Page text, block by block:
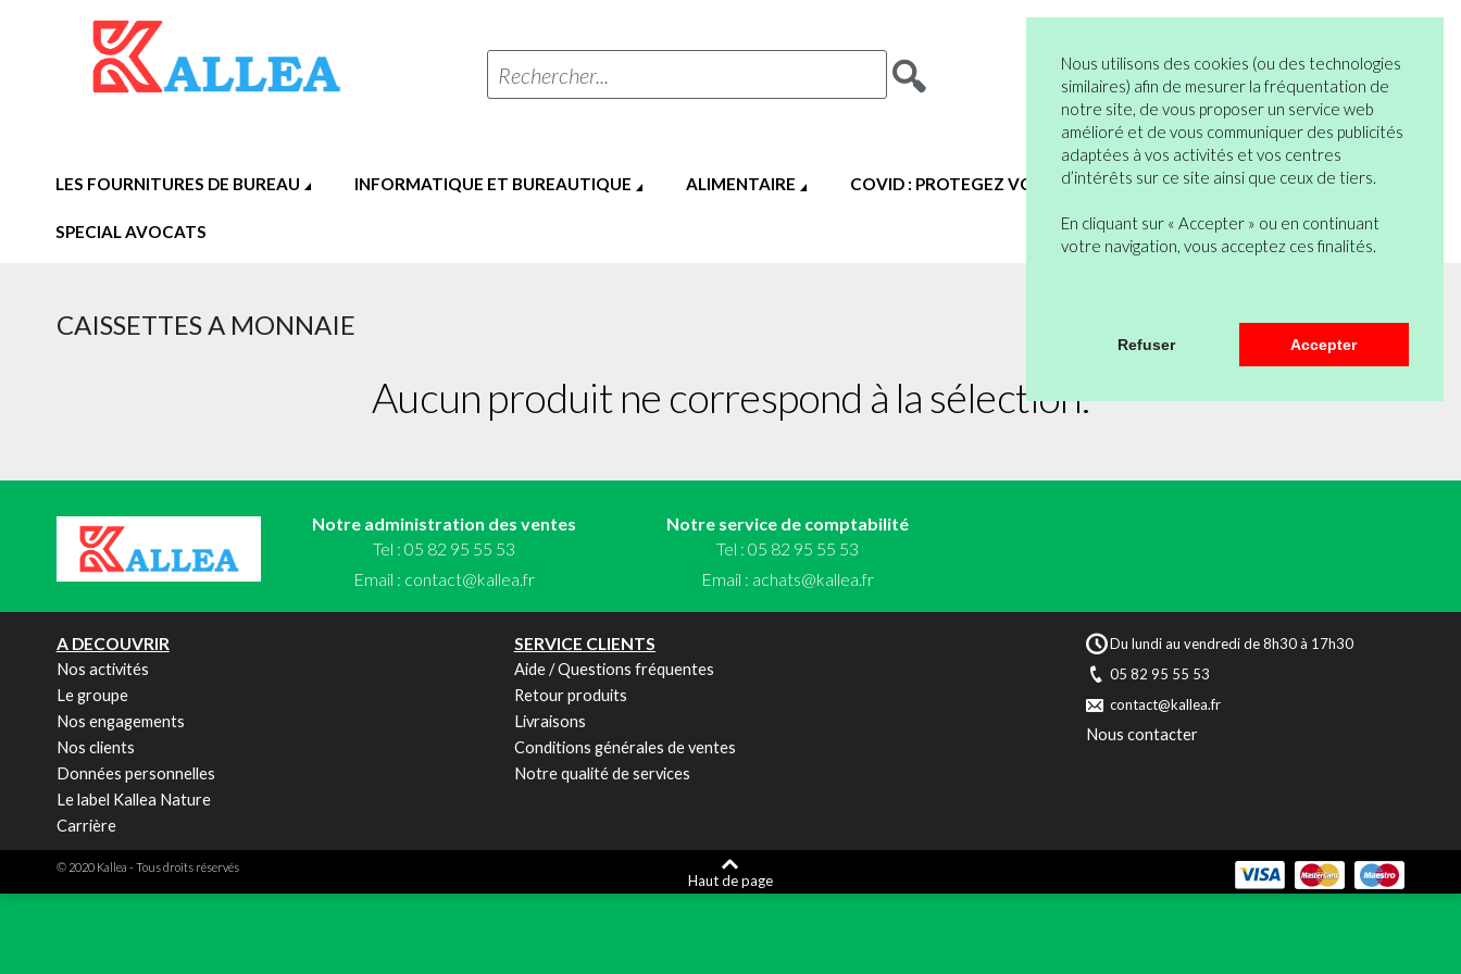
Nous utilisons des cookies (ou des technologies
similaires) afin de mesurer la fréquentation de
notre site, de vous proposer un service web
amélioré et de vous communiquer des publicités
adaptées à vos activités et vos centres
d’intérêts sur ce site ainsi que ceux de tiers.
En cliquant sur « Accepter » ou en continuant
votre navigation, vous acceptez ces finalités.
Refuser Accepter
Rechercher... Vous n’êtes pas encore en compte ?
Bienvenue
Mon Compte
0 articles
Mon Panier
LES FOURNITURES DE BUREAU INFORMATIQUE ET BUREAUTIQUE ALIMENTAIRE COVID : PROTEGEZ VOUS HYGIENE ET SERVICES GENERAUX
SPECIAL AVOCATS
CAISSETTES A MONNAIE
Aucun produit ne correspond à la sélection.
Notre administration des ventes
Tel : 05 82 95 55 53
Email : contact@kallea.fr
Notre service de comptabilité
Tel : 05 82 95 55 53
Email : achats@kallea.fr
A DECOUVRIR
Nos activités
Le groupe
Nos engagements
Nos clients
Données personnelles
Le label Kallea Nature
Carrière
SERVICE CLIENTS
Aide / Questions fréquentes
Retour produits
Livraisons
Conditions générales de ventes
Notre qualité de services
Du lundi au vendredi de 8h30 à 17h30
05 82 95 55 53
contact@kallea.fr
Nous contacter
© 2020 Kallea - Tous droits réservés
Haut de page